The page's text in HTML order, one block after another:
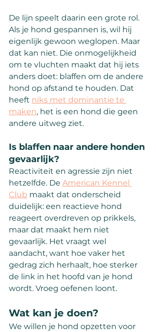
De lijn speelt daarin een grote rol.
Als je hond gespannen is, wil hij
eigenlijk gewoon weglopen. Maar
dat kan niet. Die onmogelijkheid
om te vluchten maakt dat hij iets
anders doet: blaffen om de andere
hond op afstand te houden. Dat
heeft niks met dominantie te
maken, het is een hond die geen
andere uitweg ziet.
Is blaffen naar andere honden
gevaarlijk?
Reactiviteit en agressie zijn niet
hetzelfde. De American Kennel
Club maakt dat onderscheid
duidelijk: een reactieve hond
reageert overdreven op prikkels,
maar dat maakt hem niet
gevaarlijk. Het vraagt wel
aandacht, want hoe vaker het
gedrag zich herhaalt, hoe sterker
de link in het hoofd van je hond
wordt. Vroeg oefenen loont.
Wat kan je doen?
We willen je hond opzetten voor